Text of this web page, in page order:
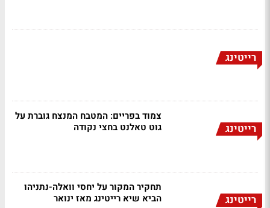
רייטינג
רייטינג
צמוד בפריים: המטבח המנצח גוברת על
גוט טאלנט בחצי נקודה
רייטינג
תחקיר המקור על יחסי וואלה-נתניהו
הביא שיא רייטינג מאז ינואר